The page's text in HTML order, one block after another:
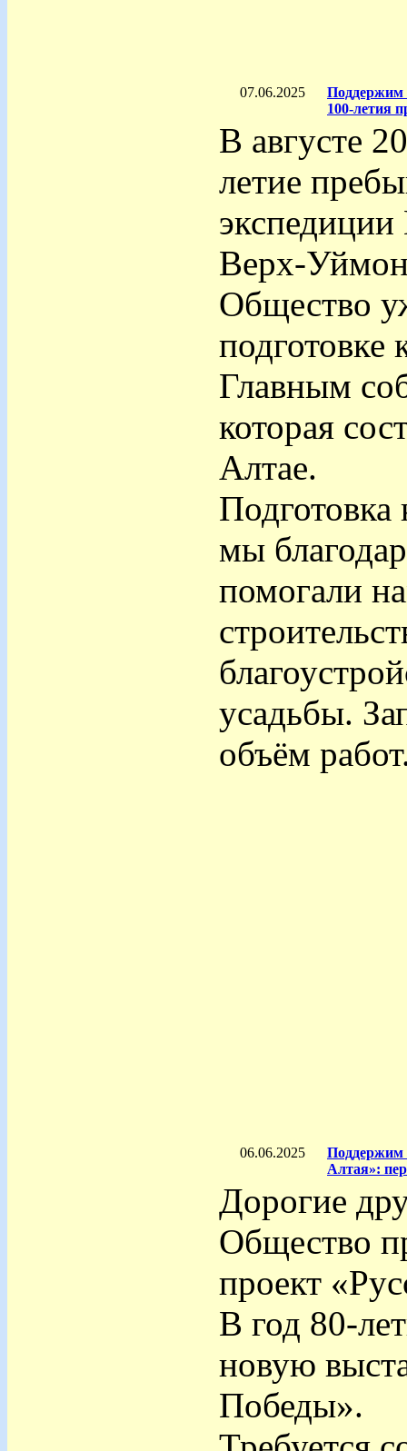
07.06.2025
Поддержим
100-летия
В августе
летие
Верх-
Общество
подготовке
Главным
которая
Алтае.
мы
помогали
усадьбы.
объём
06.06.2025
Поддержим
Алтая»:
Дорогие
Общество
проект
В год 80-
новую
Победы».